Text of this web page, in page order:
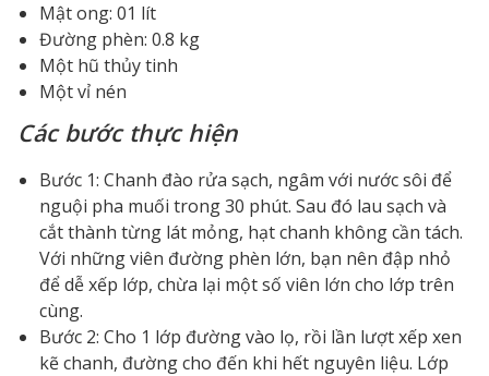
Mật ong: 01 lít
Đường phèn: 0.8 kg
Một hũ thủy tinh
Một vỉ nén
Các bước thực hiện
Bước 1: Chanh đào rửa sạch, ngâm với nước sôi để
nguội pha muối trong 30 phút. Sau đó lau sạch và
cắt thành từng lát mỏng, hạt chanh không cần tách.
Với những viên đường phèn lớn, bạn nên đập nhỏ
để dễ xếp lớp, chừa lại một số viên lớn cho lớp trên
cùng.
Bước 2: Cho 1 lớp đường vào lọ, rồi lần lượt xếp xen
kẽ chanh, đường cho đến khi hết nguyên liệu. Lớp